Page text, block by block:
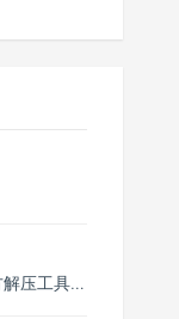
解压密码没问题的。请使用第三方解压工具解压，比如7zip